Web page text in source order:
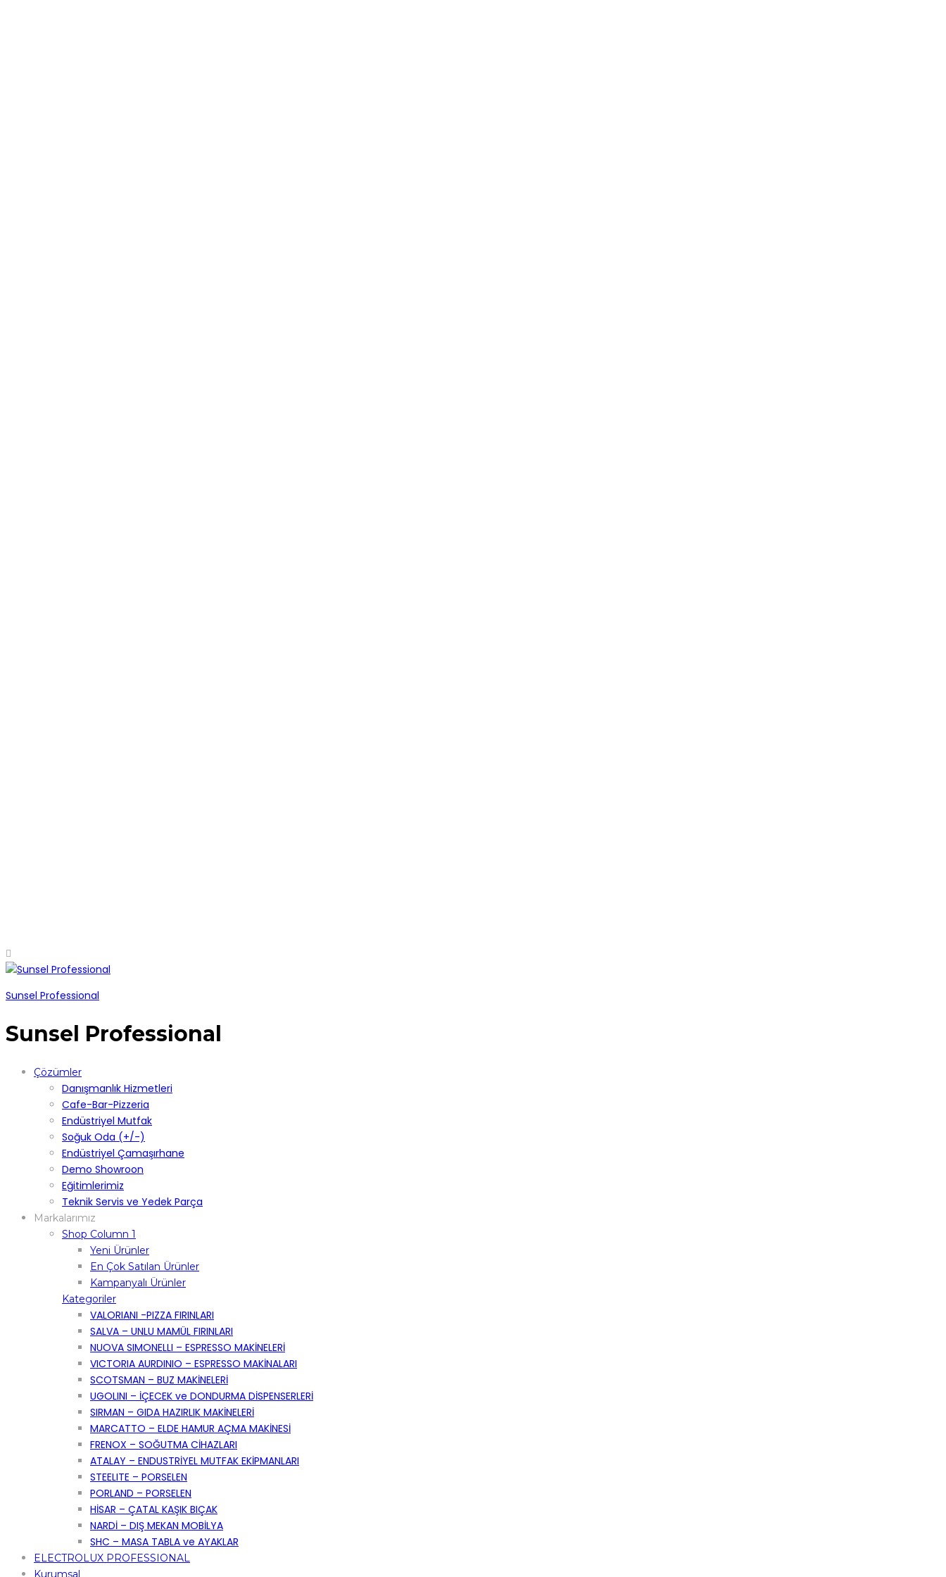
Sunsel Professional
Sunsel Professional
Çözümler
Danışmanlık Hizmetleri
Cafe-Bar-Pizzeria
Endüstriyel Mutfak
Soğuk Oda (+/-)
Endüstriyel Çamaşırhane
Demo Showroon
Eğitimlerimiz
Teknik Servis ve Yedek Parça
Markalarımız
Shop Column 1
Yeni Ürünler
En Çok Satılan Ürünler
Kampanyalı Ürünler
Kategoriler
VALORIANI -PIZZA FIRINLARI
SALVA – UNLU MAMÜL FIRINLARI
NUOVA SIMONELLI – ESPRESSO MAKİNELERİ
VICTORIA AURDINIO – ESPRESSO MAKİNALARI
SCOTSMAN – BUZ MAKİNELERİ
UGOLINI – İÇECEK ve DONDURMA DİSPENSERLERİ
SIRMAN – GIDA HAZIRLIK MAKİNELERİ
MARCATTO – ELDE HAMUR AÇMA MAKİNESİ
FRENOX – SOĞUTMA CİHAZLARI
ATALAY – ENDUSTRİYEL MUTFAK EKİPMANLARI
STEELITE – PORSELEN
PORLAND – PORSELEN
HİSAR – ÇATAL KAŞIK BIÇAK
NARDİ – DIŞ MEKAN MOBİLYA
SHC – MASA TABLA ve AYAKLAR
ELECTROLUX PROFESSIONAL
Kurumsal